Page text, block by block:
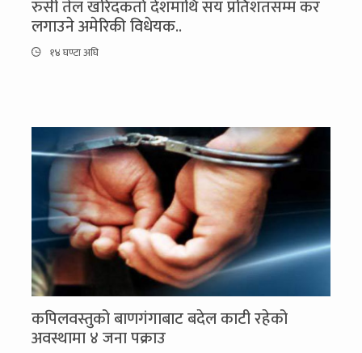
रुसी तेल खरिदकर्ता देशमाथि सय प्रतिशतसम्म कर
लगाउने अमेरिकी विधेयक..
१४ घण्टा अघि
कपिलवस्तुको बाणगंगाबाट बदेल काटी रहेको
अवस्थामा ४ जना पक्राउ